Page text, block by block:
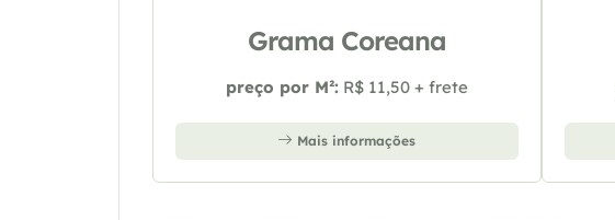
Grama Coreana
preço por M²: R$ 11,50 + frete
Mais informações